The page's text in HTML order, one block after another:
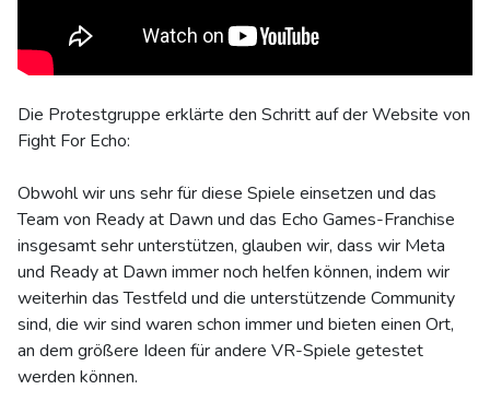
Die Protestgruppe erklärte den Schritt auf der Website von
Fight For Echo:
Obwohl wir uns sehr für diese Spiele einsetzen und das
Team von Ready at Dawn und das Echo Games-Franchise
insgesamt sehr unterstützen, glauben wir, dass wir Meta
und Ready at Dawn immer noch helfen können, indem wir
weiterhin das Testfeld und die unterstützende Community
sind, die wir sind waren schon immer und bieten einen Ort,
an dem größere Ideen für andere VR-Spiele getestet
werden können.